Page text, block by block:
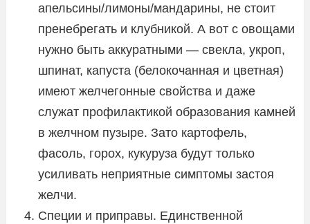
апельсины/лимоны/мандарины, не стоит
пренебрегать и клубникой. А вот с овощами
нужно быть аккуратными — свекла, укроп,
шпинат, капуста (белокочанная и цветная)
имеют желчегонные свойства и даже
служат профилактикой образования камней
в желчном пузыре. Зато картофель,
фасоль, горох, кукуруза будут только
усиливать неприятные симптомы застоя
желчи.
Специи и приправы. Единственной